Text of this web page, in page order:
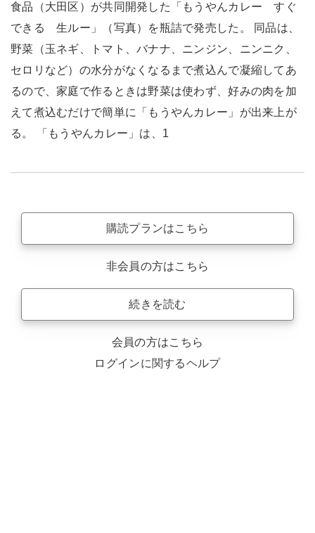
食品（大田区）が共同開発した「もうやんカレー すぐ
できる 生ルー」（写真）を瓶詰で発売した。 同品は、
野菜（玉ネギ、トマト、バナナ、ニンジン、ニンニク、
セロリなど）の水分がなくなるまで煮込んで凝縮してあ
るので、家庭で作るときは野菜は使わず、好みの肉を加
えて煮込むだけで簡単に「もうやんカレー」が出来上が
る。 「もうやんカレー」は、1
購読プランはこちら
非会員の方はこちら
続きを読む
会員の方はこちら
ログインに関するヘルプ